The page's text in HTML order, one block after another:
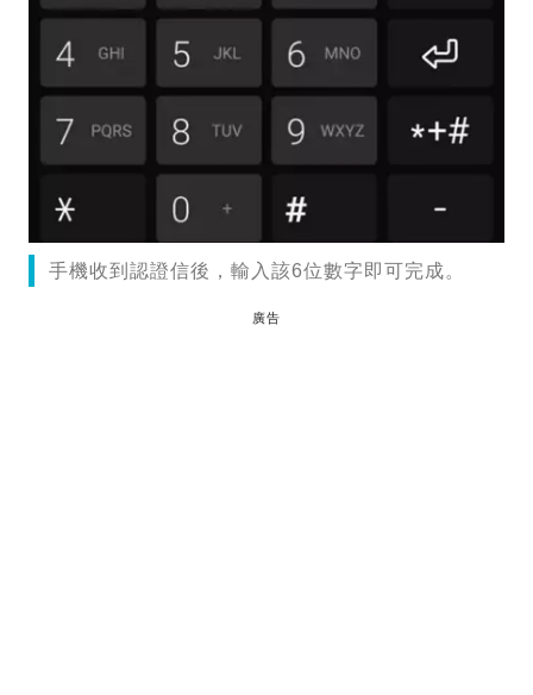
手機收到認證信後，輸入該6位數字即可完成。
廣告